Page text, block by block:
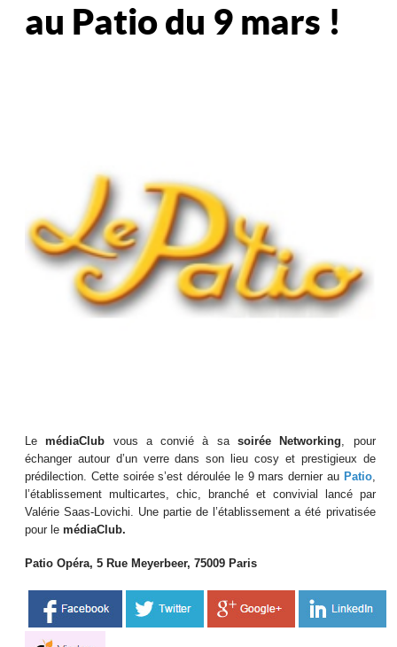
au Patio du 9 mars !
LemédiaClub vous a convié à sa soirée Networking, pour
échanger autour d’un verre dans son lieu cosy et prestigieux de
prédilection. Cette soirée s’est déroulée le 9 mars dernier au Patio,
l’établissement multicartes, chic, branché et convivial lancé par
Valérie Saas-Lovichi. Une partie de l’établissement a été privatisée
pour lemédiaClub.
Patio Opéra, 5 Rue Meyerbeer, 75009 Paris